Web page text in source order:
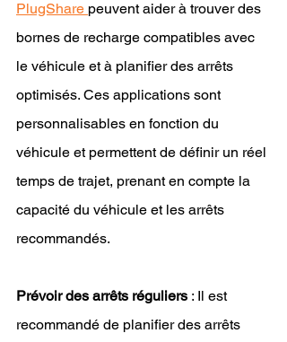
PlugShare peuvent aider à trouver des
bornes de recharge compatibles avec
le véhicule et à planifier des arrêts
optimisés. Ces applications sont
personnalisables en fonction du
véhicule et permettent de définir un réel
temps de trajet, prenant en compte la
capacité du véhicule et les arrêts
recommandés.
Prévoir des arrêts réguliers : Il est
recommandé de planifier des arrêts